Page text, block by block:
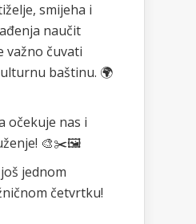
smijeha i
naučit
važno čuvati
baštinu. 🌍
očekuje nas i
🎨✂️🖼️
jednom
četvrtku!